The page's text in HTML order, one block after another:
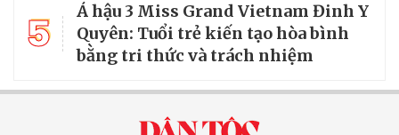
5
Á hậu 3 Miss Grand Vietnam Đinh Y
Quyên: Tuổi trẻ kiến tạo hòa bình
bằng tri thức và trách nhiệm